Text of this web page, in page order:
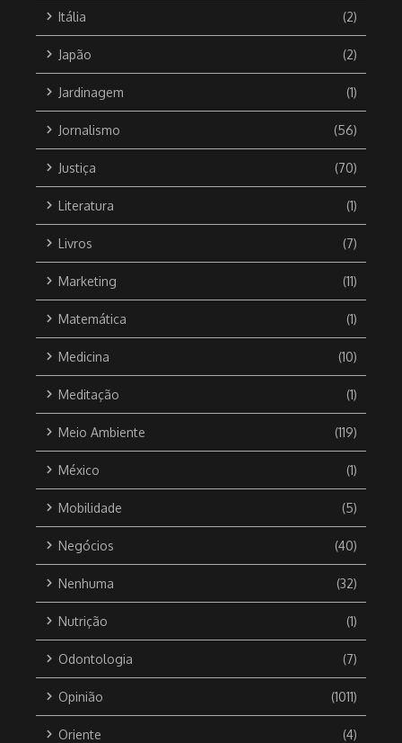
Itália (2)
Japão (2)
Jardinagem (1)
Jornalismo (56)
Justiça (70)
Literatura (1)
Livros (7)
Marketing (11)
Matemática (1)
Medicina (10)
Meditação (1)
Meio Ambiente (119)
México (1)
Mobilidade (5)
Negócios (40)
Nenhuma (32)
Nutrição (1)
Odontologia (7)
Opinião (1011)
Oriente (4)